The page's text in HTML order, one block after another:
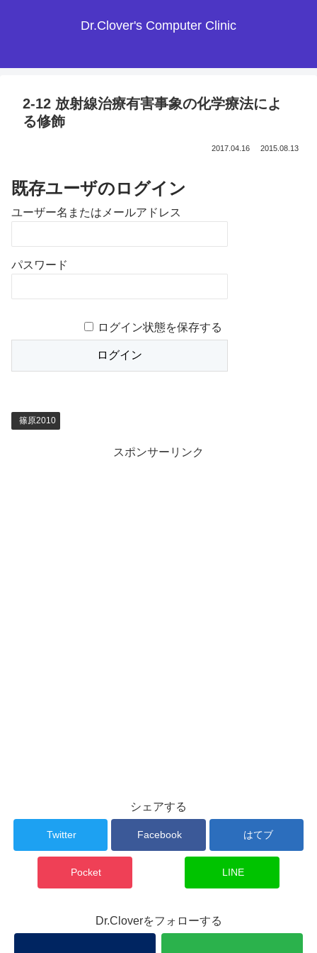
Dr.Clover's Computer Clinic
2-12 放射線治療有害事象の化学療法によ
る修飾
2017.04.16 2015.08.13
既存ユーザのログイン
ユーザー名またはメールアドレス
パスワード
ログイン状態を保存する
篠原2010
スポンサーリンク
シェアする
Twitter Facebook はてブ
Pocket LINE
Dr.Cloverをフォローする